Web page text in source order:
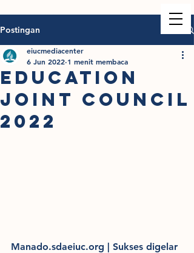
Postingan
EDUCATION
JOINT COUNCIL
2022
eiucmediacenter
6 Jun 2022 1 menit membaca
Manado.sdaeiuc.org | Sukses digelar